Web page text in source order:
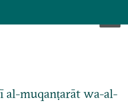
al-muqanṭarāt wa-al-